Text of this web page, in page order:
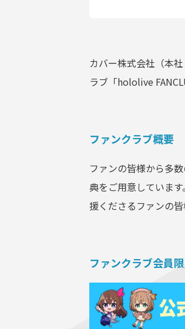
カバー株式会社（本
ラブ「hololive
ファンクラブ概要
ファンの皆様から多
典をご用意していま
援くださるファンの
ファンクラブ会員